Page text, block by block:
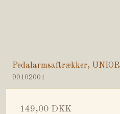
Pedalarmsaftrækker, UNIOR
90102001
149,00 DKK